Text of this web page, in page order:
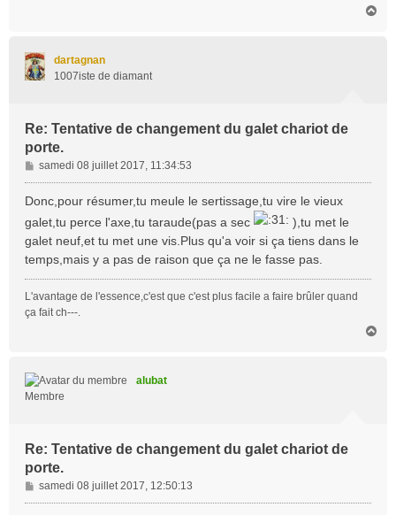
dartagnan
1007iste de diamant
Re: Tentative de changement du galet chariot de
porte.
M
e
s
a
g
e
samedi 08 juillet 2017, 11:34:53
Donc,pour résumer,tu meule le sertissage,tu vire le vieux
galet,tu perce l'axe,tu taraude(pas a sec
),tu met le
galet neuf,et tu met une vis.Plus qu'a voir si ça tiens dans le
temps,mais y a pas de raison que ça ne le fasse pas.
L'avantage de l'essence,c'est que c'est plus facile a faire brûler quand
ça fait ch---.
alubat
Membre
Re: Tentative de changement du galet chariot de
porte.
M
e
samedi 08 juillet 2017, 12:50:13